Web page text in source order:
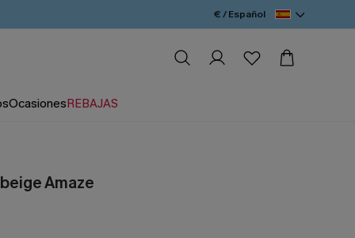
€ / Español
OcasionesREBAJAS
Amaze